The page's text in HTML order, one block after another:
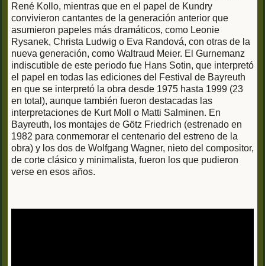
René Kollo, mientras que en el papel de Kundry
convivieron cantantes de la generación anterior que
asumieron papeles más dramáticos, como Leonie
Rysanek, Christa Ludwig o Eva Randová, con otras de la
nueva generación, como Waltraud Meier. El Gurnemanz
indiscutible de este periodo fue Hans Sotin, que interpretó
el papel en todas las ediciones del Festival de Bayreuth
en que se interpretó la obra desde 1975 hasta 1999 (23
en total), aunque también fueron destacadas las
interpretaciones de Kurt Moll o Matti Salminen. En
Bayreuth, los montajes de Götz Friedrich (estrenado en
1982 para conmemorar el centenario del estreno de la
obra) y los dos de Wolfgang Wagner, nieto del compositor,
de corte clásico y minimalista, fueron los que pudieron
verse en esos años.